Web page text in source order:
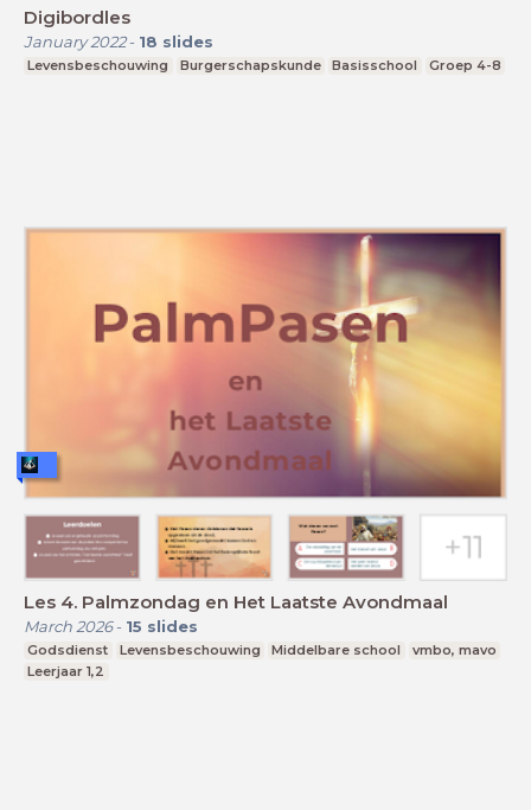
Digibordles
January 2022- 18 slides
Levensbeschouwing Burgerschapskunde Basisschool Groep 4-8
Les 4. Palmzondag en Het Laatste Avondmaal
March 2026- 15 slides
Godsdienst Levensbeschouwing Middelbare school
vmbo, mavo
Leerjaar 1,2